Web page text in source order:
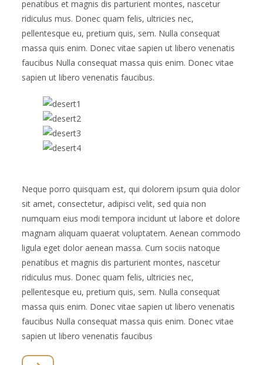
penatibus et magnis dis parturient montes, nascetur
ridiculus mus. Donec quam felis, ultricies nec,
pellentesque eu, pretium quis, sem. Nulla consequat
massa quis enim. Donec vitae sapien ut libero venenatis
faucibus Nulla consequat massa quis enim. Donec vitae
sapien ut libero venenatis faucibus.
Neque porro quisquam est, qui dolorem ipsum quia dolor
sit amet, consectetur, adipisci velit, sed quia non
numquam eius modi tempora incidunt ut labore et dolore
magnam aliquam quaerat voluptatem. Aenean commodo
ligula eget dolor aenean massa. Cum sociis natoque
penatibus et magnis dis parturient montes, nascetur
ridiculus mus. Donec quam felis, ultricies nec,
pellentesque eu, pretium quis, sem. Nulla consequat
massa quis enim. Donec vitae sapien ut libero venenatis
faucibus Nulla consequat massa quis enim. Donec vitae
sapien ut libero venenatis faucibus